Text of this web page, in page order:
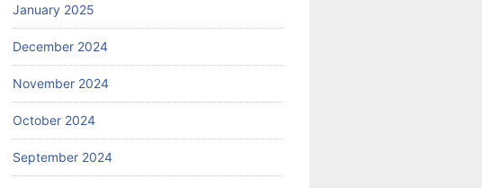
January 2025
December 2024
November 2024
October 2024
September 2024